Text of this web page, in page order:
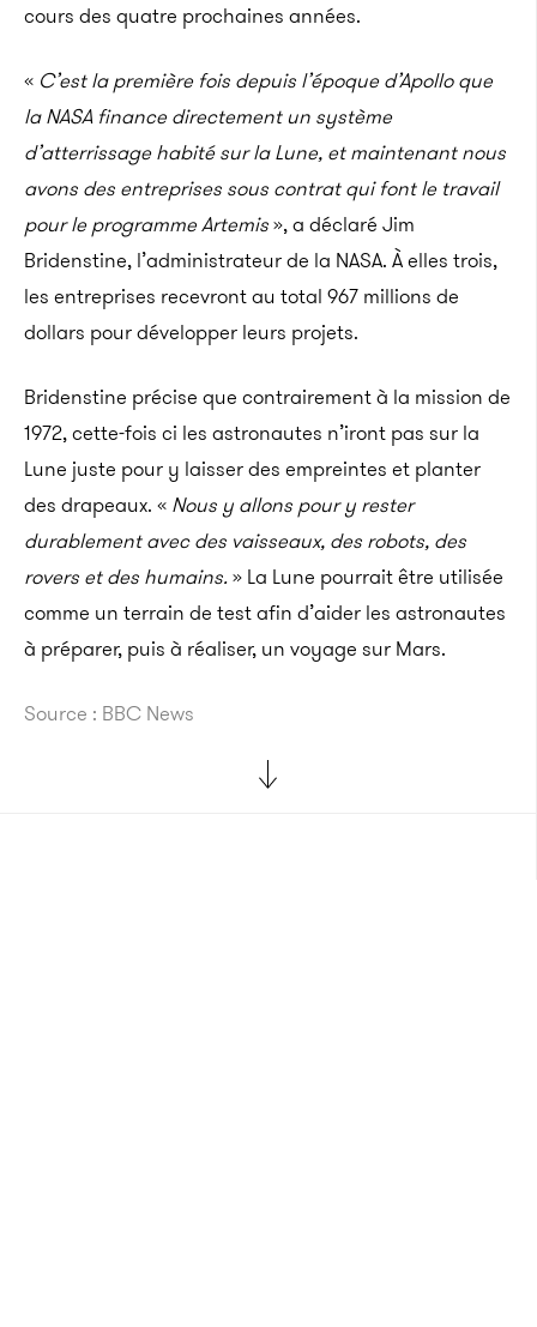
cours des quatre prochaines années.
« C’est la première fois depuis l’époque d’Apollo que
la NASA finance directement un système
d’atterrissage habité sur la Lune, et maintenant nous
avons des entreprises sous contrat qui font le travail
pour le programme Artemis», a déclaré Jim
Bridenstine, l’administrateur de la NASA. À elles trois,
les entreprises recevront au total 967 millions de
dollars pour développer leurs projets.
Bridenstine précise que contrairement à la mission de
1972, cette-fois ci les astronautes n’iront pas sur la
Lune juste pour y laisser des empreintes et planter
des drapeaux. « Nous y allons pour y rester
durablement avec des vaisseaux, des robots, des
rovers et des humains.» La Lune pourrait être utilisée
comme un terrain de test afin d’aider les astronautes
à préparer, puis à réaliser, un voyage sur Mars.
Source : BBC News